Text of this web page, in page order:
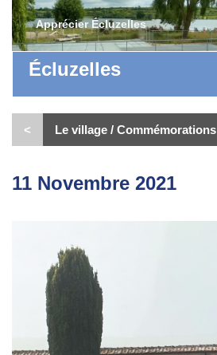
Apprécier Écluzelles
Écluzelles
< Le village / Commémorations
11 Novembre 2021